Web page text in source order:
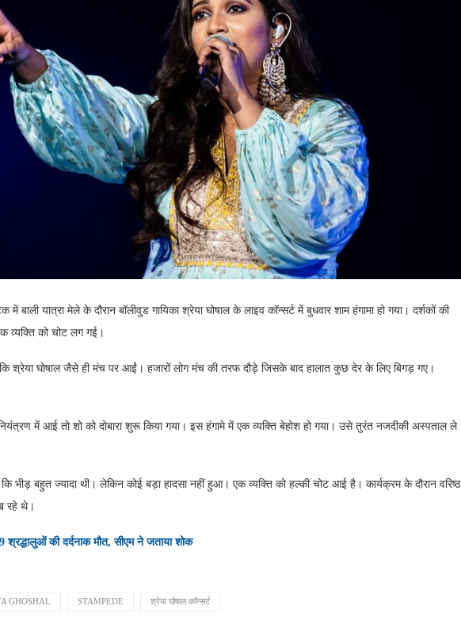
बाली यात्रा मेले के दौरान बॉलीवुड गायिका श्रेया घोषाल के लाइव कॉन्सर्ट में बुधवार शाम हंगामा हो गया। दर्शकों की
व्यक्ति को चोट लग गई।
कि श्रेया घोषाल जैसे ही मंच पर आईं। हजारों लोग मंच की तरफ दौड़े जिसके बाद हालात कुछ देर के लिए बिगड़ गए।
में आई तो शो को दोबारा शुरू किया गया। इस हंगामे में एक व्यक्ति बेहोश हो गया। उसे तुरंत नजदीकी अस्पताल ले
भीड़ बहुत ज्यादा थी। लेकिन कोई बड़ा हादसा नहीं हुआ। एक व्यक्ति को हल्की चोट आई है। कार्यक्रम के दौरान वरिष्ठ
रहे थे।
की दर्दनाक मौत, सीएम ने जताया शोक
GHOSHAL STAMPEDE श्रेया घोषाल कॉन्सर्ट